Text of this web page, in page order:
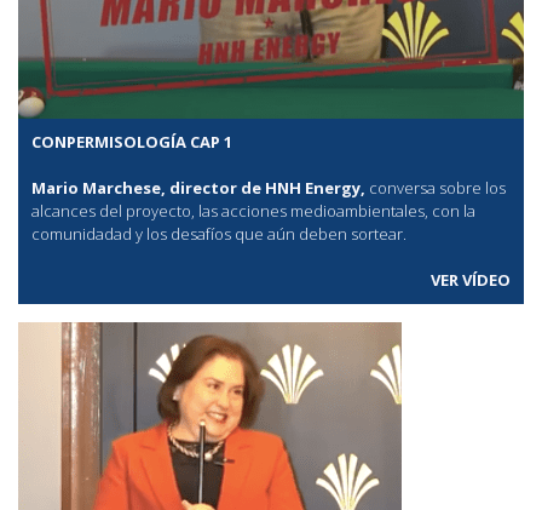
CONPERMISOLOGÍA CAP 1
Mario Marchese, director de HNH Energy, conversa sobre los
alcances del proyecto, las acciones medioambientales, con la
comunidadad y los desafíos que aún deben sortear.
VER VÍDEO